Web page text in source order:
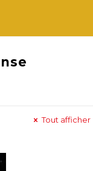
Tout afficher